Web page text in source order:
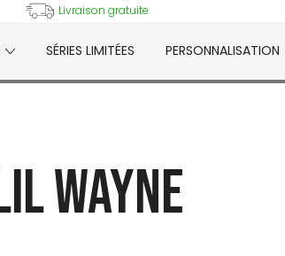
Livraison gratuite
SÉRIES LIMITÉES PERSONNALISATION
Wayne